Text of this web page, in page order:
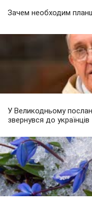
Зачем необходим
У Великодньому
звернувся до українців